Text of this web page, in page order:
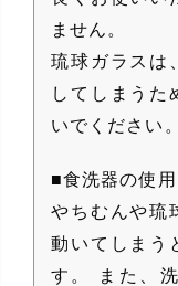
ません。
琉球ガラスは
してしまうた
いでください。
■食洗器の使
やちむんや琉
動いてしまう
す。 また、